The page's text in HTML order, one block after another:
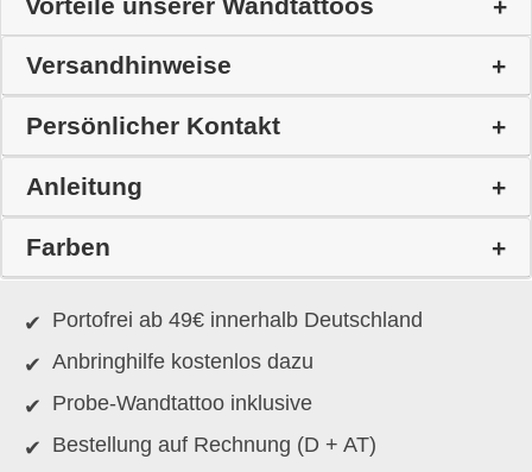
Versandhinweise
Persönlicher Kontakt
Anleitung
Farben
Portofrei ab 49€ innerhalb Deutschland
Anbringhilfe kostenlos dazu
Probe-Wandtattoo inklusive
Bestellung auf Rechnung (D + AT)